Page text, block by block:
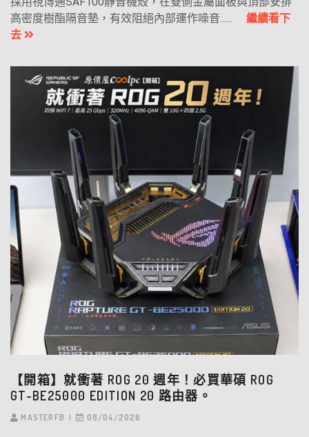
高密度樹酯隔音墊，有效阻絕內部運作噪音...... 繼續看下
去
【開箱】就衝著 ROG 20 週年！必買華碩 ROG
GT-BE25000 EDITION 20 路由器。
MASTERFB 08/04/2026